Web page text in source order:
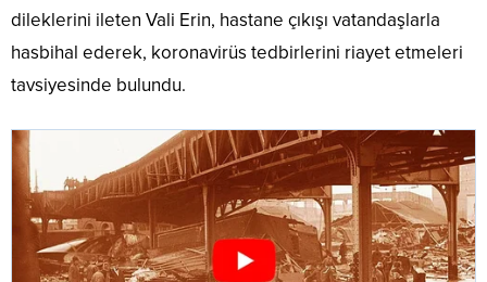
dileklerini ileten Vali Erin, hastane çıkışı vatandaşlarla
hasbihal ederek, koronavirüs tedbirlerini riayet etmeleri
tavsiyesinde bulundu.